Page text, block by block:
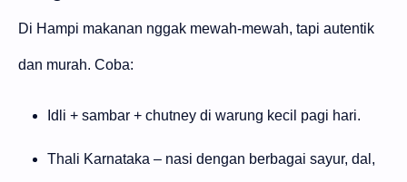
Di Hampi makanan nggak mewah-mewah, tapi autentik
dan murah. Coba:
Idli + sambar + chutney di warung kecil pagi hari.
Thali Karnataka – nasi dengan berbagai sayur, dal,